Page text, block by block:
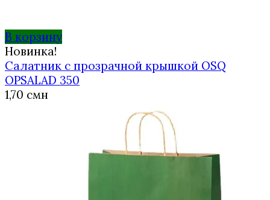
В корзину
Новинка!
Салатник с прозрачной крышкой OSQ
OPSALAD 350
1,70 смн